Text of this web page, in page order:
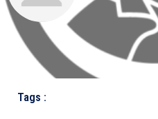
Tags :